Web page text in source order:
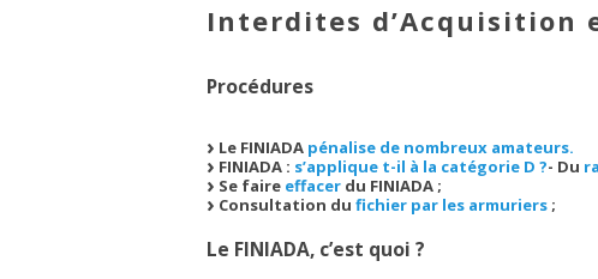
Interdites d’Acquisition
Procédures
Le FINIADA pénalise de nombreux amateurs.
FINIADA : s’applique t-il à la catégorie D ?- Du
Se faire effacer du FINIADA ;
Consultation du fichier par les armuriers ;
Le FINIADA, c’est quoi ?